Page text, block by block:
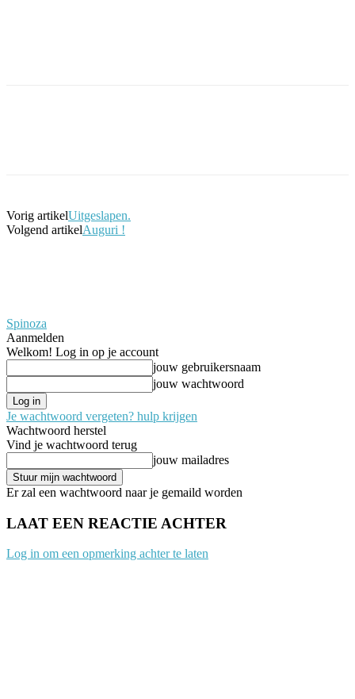
Vorig artikelUitgeslapen.
Volgend artikelAuguri !
Spinoza
Aanmelden
Welkom! Log in op je account
jouw gebruikersnaam
jouw wachtwoord
Je wachtwoord vergeten? hulp krijgen
Wachtwoord herstel
Vind je wachtwoord terug
jouw mailadres
Er zal een wachtwoord naar je gemaild worden
LAAT EEN REACTIE ACHTER
Log in om een opmerking achter te laten